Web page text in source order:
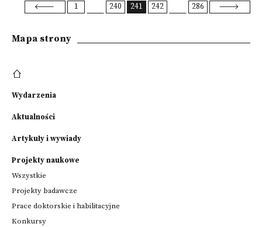
1 240 241 242 286
Mapa strony
Wydarzenia
Aktualności
Artykuły i wywiady
Projekty naukowe
Wszystkie
Projekty badawcze
Prace doktorskie i habilitacyjne
Konkursy